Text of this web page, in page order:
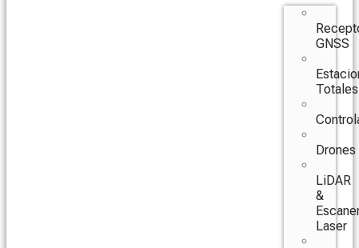
GNSS
Totales
Drones
LiDAR
&
Laser